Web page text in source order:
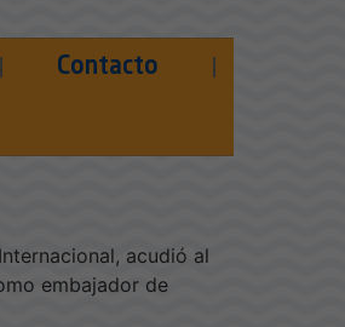
Contacto
del
acudió al
embajador de